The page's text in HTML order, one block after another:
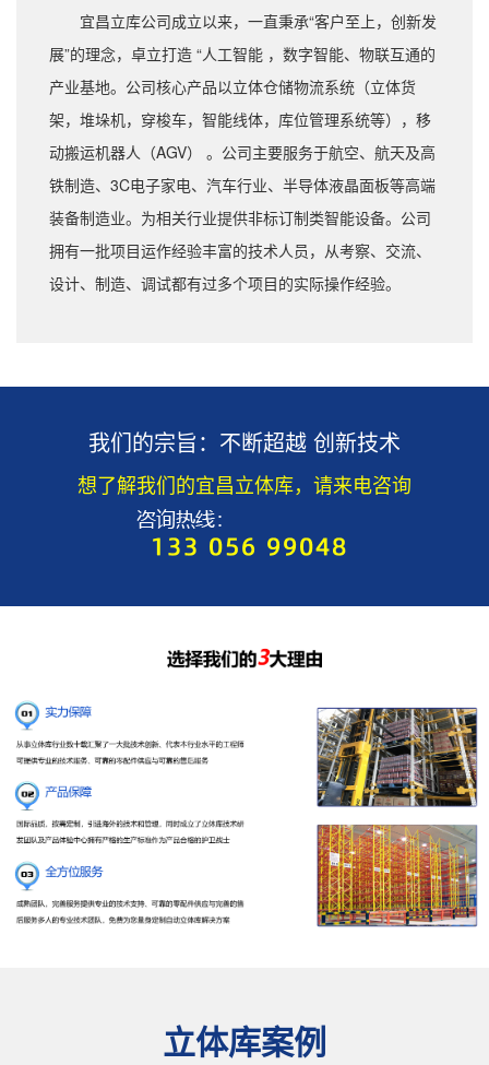
宜昌立库公司成立以来，一直秉承“客户至上，创新发
展”的理念，卓立打造 “人工智能 ，数字智能、物联互通的
产业基地。公司核心产品以立体仓储物流系统（立体货
架，堆垛机，穿梭车，智能线体，库位管理系统等），移
动搬运机器人（AGV） 。公司主要服务于航空、航天及高
铁制造、3C电子家电、汽车行业、半导体液晶面板等高端
装备制造业。为相关行业提供非标订制类智能设备。公司
拥有一批项目运作经验丰富的技术人员，从考察、交流、
设计、制造、调试都有过多个项目的实际操作经验。
我们的宗旨：不断超越 创新技术
想了解我们的宜昌立体库，请来电咨询
立体库案例